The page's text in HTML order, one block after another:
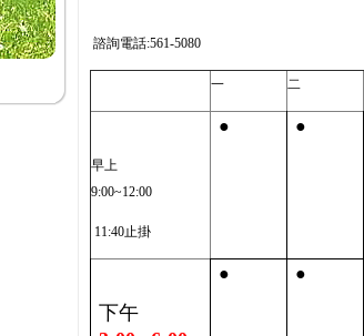
諮詢電話:561-5080
一 二
早上
9:00~12:00
11:40止掛
● ●
下午
● ●